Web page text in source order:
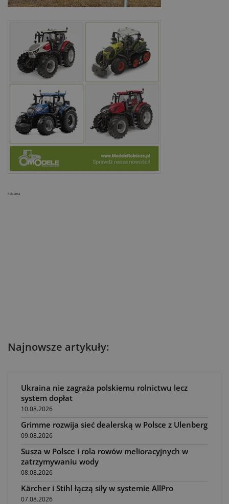
Najnowsze artykuły:
Ukraina nie zagraża polskiemu rolnictwu lecz
system dopłat
10.08.2026
Grimme rozwija sieć dealerską w Polsce z Ulenberg
09.08.2026
Susza w Polsce i rola rowów melioracyjnych w
zatrzymywaniu wody
08.08.2026
Kärcher i Stihl łączą siły w systemie AllPro
07.08.2026
Reklama